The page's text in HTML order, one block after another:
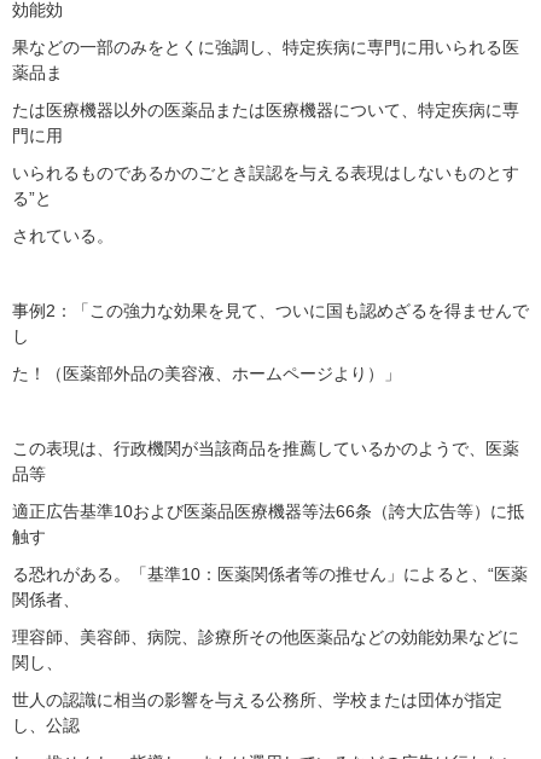
効能効
果などの一部のみをとくに強調し、特定疾病に専門に用いられる医
薬品ま
たは医療機器以外の医薬品または医療機器について、特定疾病に専
門に用
いられるものであるかのごとき誤認を与える表現はしないものとす
る”と
されている。
事例2：「この強力な効果を見て、ついに国も認めざるを得ませんで
し
た！（医薬部外品の美容液、ホームページより）」
この表現は、行政機関が当該商品を推薦しているかのようで、医薬
品等
適正広告基準10および医薬品医療機器等法66条（誇大広告等）に抵
触す
る恐れがある。「基準10：医薬関係者等の推せん」によると、“医薬
関係者、
理容師、美容師、病院、診療所その他医薬品などの効能効果などに
関し、
世人の認識に相当の影響を与える公務所、学校または団体が指定
し、公認